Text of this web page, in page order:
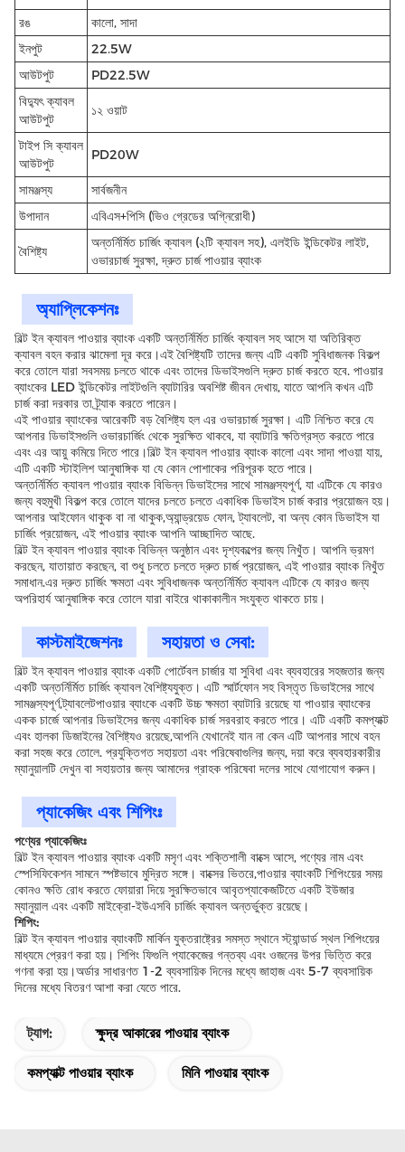
রঙ
কালো, সাদা
ইনপুট
22.5W
আউটপুট
PD22.5W
বিদ্যুৎ ক্যাবল
আউটপুট
১২ ওয়াট
টাইপ সি ক্যাবল
আউটপুট
PD20W
সামঞ্জস্য
সার্বজনীন
উপাদান
এবিএস+পিসি (ভিও গ্রেডের অগ্নিরোধী)
বৈশিষ্ট্য
অন্তর্নির্মিত চার্জিং ক্যাবল (২টি ক্যাবল সহ), এলইডি ইন্ডিকেটর লাইট,
ওভারচার্জ সুরক্ষা, দ্রুত চার্জ পাওয়ার ব্যাংক
অ্যাপ্লিকেশনঃ
বিল্ট ইন ক্যাবল পাওয়ার ব্যাংক একটি অন্তর্নির্মিত চার্জিং ক্যাবল সহ আসে যা অতিরিক্ত
ক্যাবল বহন করার ঝামেলা দূর করে।এই বৈশিষ্ট্যটি তাদের জন্য এটি একটি সুবিধাজনক বিকল্প
করে তোলে যারা সবসময় চলতে থাকে এবং তাদের ডিভাইসগুলি দ্রুত চার্জ করতে হবে. পাওয়ার
ব্যাংকের LED ইন্ডিকেটর লাইটগুলি ব্যাটারির অবশিষ্ট জীবন দেখায়, যাতে আপনি কখন এটি
চার্জ করা দরকার তা ট্র্যাক করতে পারেন।
এই পাওয়ার ব্যাংকের আরেকটি বড় বৈশিষ্ট্য হল এর ওভারচার্জ সুরক্ষা। এটি নিশ্চিত করে যে
আপনার ডিভাইসগুলি ওভারচার্জিং থেকে সুরক্ষিত থাকবে, যা ব্যাটারি ক্ষতিগ্রস্ত করতে পারে
এবং এর আয়ু কমিয়ে দিতে পারে।বিল্ট ইন ক্যাবল পাওয়ার ব্যাংক কালো এবং সাদা পাওয়া যায়,
এটি একটি স্টাইলিশ আনুষাঙ্গিক যা যে কোন পোশাকের পরিপূরক হতে পারে।
অন্তর্নির্মিত ক্যাবল পাওয়ার ব্যাংক বিভিন্ন ডিভাইসের সাথে সামঞ্জস্যপূর্ণ, যা এটিকে যে কারও
জন্য বহুমুখী বিকল্প করে তোলে যাদের চলতে চলতে একাধিক ডিভাইস চার্জ করার প্রয়োজন হয়।
আপনার আইফোন থাকুক বা না থাকুক,অ্যান্ড্রয়েড ফোন, ট্যাবলেট, বা অন্য কোন ডিভাইস যা
চার্জিং প্রয়োজন, এই পাওয়ার ব্যাংক আপনি আচ্ছাদিত আছে.
বিল্ট ইন ক্যাবল পাওয়ার ব্যাংক বিভিন্ন অনুষ্ঠান এবং দৃশ্যকল্পের জন্য নিখুঁত। আপনি ভ্রমণ
করছেন, যাতায়াত করছেন, বা শুধু চলতে চলতে দ্রুত চার্জ প্রয়োজন, এই পাওয়ার ব্যাংক নিখুঁত
সমাধান.এর দ্রুত চার্জিং ক্ষমতা এবং সুবিধাজনক অন্তর্নির্মিত ক্যাবল এটিকে যে কারও জন্য
অপরিহার্য আনুষাঙ্গিক করে তোলে যারা বাইরে থাকাকালীন সংযুক্ত থাকতে চায়।
কাস্টমাইজেশনঃ সহায়তা ও সেবা:
বিল্ট ইন ক্যাবল পাওয়ার ব্যাংক একটি পোর্টেবল চার্জার যা সুবিধা এবং ব্যবহারের সহজতার জন্য
একটি অন্তর্নির্মিত চার্জিং ক্যাবল বৈশিষ্ট্যযুক্ত। এটি স্মার্টফোন সহ বিস্তৃত ডিভাইসের সাথে
সামঞ্জস্যপূর্ণ,ট্যাবলেটপাওয়ার ব্যাংকে একটি উচ্চ ক্ষমতা ব্যাটারি রয়েছে যা পাওয়ার ব্যাংকের
একক চার্জে আপনার ডিভাইসের জন্য একাধিক চার্জ সরবরাহ করতে পারে। এটি একটি কমপ্যাক্ট
এবং হালকা ডিজাইনের বৈশিষ্ট্যও রয়েছে,আপনি যেখানেই যান না কেন এটি আপনার সাথে বহন
করা সহজ করে তোলে. প্রযুক্তিগত সহায়তা এবং পরিষেবাগুলির জন্য, দয়া করে ব্যবহারকারীর
ম্যানুয়ালটি দেখুন বা সহায়তার জন্য আমাদের গ্রাহক পরিষেবা দলের সাথে যোগাযোগ করুন।
প্যাকেজিং এবং শিপিংঃ
পণ্যের প্যাকেজিংঃ
বিল্ট ইন ক্যাবল পাওয়ার ব্যাংক একটি মসৃণ এবং শক্তিশালী বাক্সে আসে, পণ্যের নাম এবং
স্পেসিফিকেশন সামনে স্পষ্টভাবে মুদ্রিত সঙ্গে। বাক্সের ভিতরে,পাওয়ার ব্যাংকটি শিপিংয়ের সময়
কোনও ক্ষতি রোধ করতে ফোয়ারা দিয়ে সুরক্ষিতভাবে আবৃতপ্যাকেজটিতে একটি ইউজার
ম্যানুয়াল এবং একটি মাইক্রো-ইউএসবি চার্জিং ক্যাবল অন্তর্ভুক্ত রয়েছে।
শিপিং:
বিল্ট ইন ক্যাবল পাওয়ার ব্যাংকটি মার্কিন যুক্তরাষ্ট্রের সমস্ত স্থানে স্ট্যান্ডার্ড স্থল শিপিংয়ের
মাধ্যমে প্রেরণ করা হয়। শিপিং ফিগুলি প্যাকেজের গন্তব্য এবং ওজনের উপর ভিত্তি করে
গণনা করা হয়।অর্ডার সাধারণত 1-2 ব্যবসায়িক দিনের মধ্যে জাহাজ এবং 5-7 ব্যবসায়িক
দিনের মধ্যে বিতরণ আশা করা যেতে পারে.
ট্যাগ: ক্ষুদ্র আকারের পাওয়ার ব্যাংক
কমপ্যাক্ট পাওয়ার ব্যাংক মিনি পাওয়ার ব্যাংক